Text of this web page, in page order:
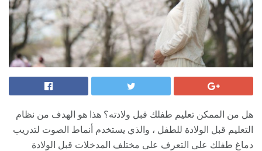
هل من الممكن تعليم طفلك قبل ولادته؟ هذا هو الهدف من نظام
التعليم قبل الولادة للطفل ، والذي يستخدم أنماط الصوت لتدريب
دماغ طفلك على التعرف على مختلف المدخلات قبل الولادة